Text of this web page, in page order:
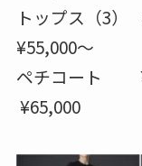
トップス（3
¥55,000～
ペチコー
¥65,000